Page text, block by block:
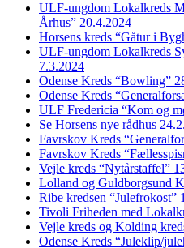
ULF-ungdom Lokalkreds
Århus” 20.4.2024
Horsens kreds “Gåtur i
ULF-ungdom Lokalkreds
7.3.2024
Odense Kreds “Bowling”
Odense Kreds
ULF Fredericia “Kom og
Se Horsens nye rådhus
Favrskov Kreds
Favrskov Kreds
Vejle kreds “Nytårstaffel”
Lolland og Guldborgsund
Ribe kredsen “Julefrokost”
Tivoli Friheden med
Vejle kreds og Kolding
Odense Kreds “Juleklip/